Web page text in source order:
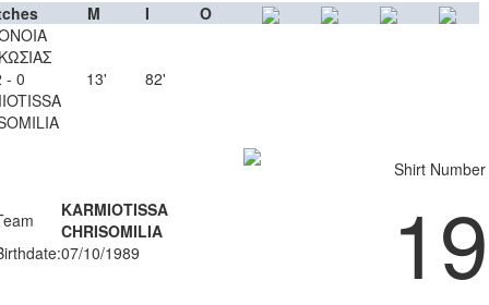
M I
O
- 0
13' 82'
KARMIOTISSA
CHRISOMILIA
07/10/1989
Shirt Number
19